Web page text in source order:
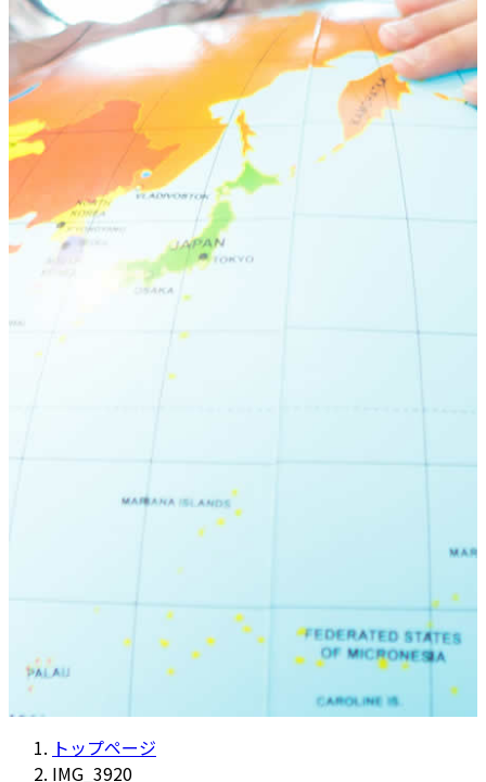
五反田ブログ 中学生コース
荻窪ブログ
下高井戸ブログ
立川ブログ
恵比寿ブログ
アクセス
お問い合わせ
Instagram
ATLAS International School Official
五反田インスタグラム
立川インスタグラム
トップページ
IMG_3920